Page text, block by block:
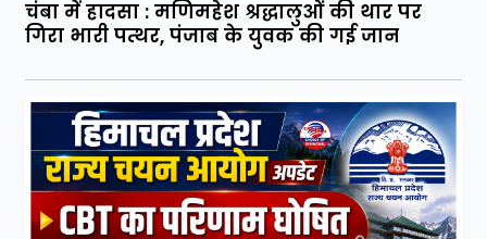
चंबा में हादसा : मणिमहेश श्रद्धालुओं की थार पर
गिरा भारी पत्थर, पंजाब के युवक की गई जान